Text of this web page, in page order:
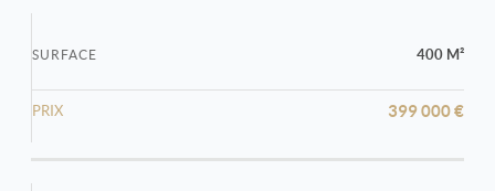
SURFACE 400 M²
PRIX 399 000 €